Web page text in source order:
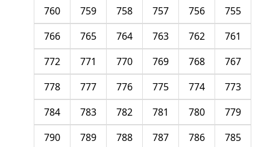
755
756
757
758
759
760
761
762
763
764
765
766
767
768
769
770
771
772
773
774
775
776
777
778
779
780
781
782
783
784
785
786
787
788
789
790